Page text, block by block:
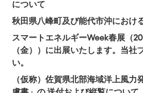
について
秋田県八峰町及び能代市沖におけ
スマートエネルギーWeek春展（
（金））に出展いたします。当社
い。
（仮称）佐賀県北部海域洋上風